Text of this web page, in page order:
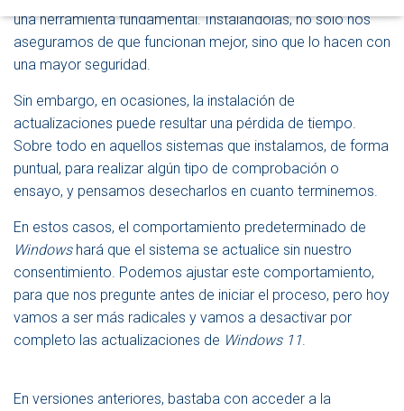
D
E
A
Ó
una herramienta fundamental. Instalándolas, no sólo nos
aseguramos de que funcionan mejor, sino que lo hacen con
una mayor seguridad.
Sin embargo, en ocasiones, la instalación de
actualizaciones puede resultar una pérdida de tiempo.
Sobre todo en aquellos sistemas que instalamos, de forma
puntual, para realizar algún tipo de comprobación o
ensayo, y pensamos desecharlos en cuanto terminemos.
En estos casos, el comportamiento predeterminado de
Windowshará que el sistema se actualice sin nuestro
consentimiento. Podemos ajustar este comportamiento,
para que nos pregunte antes de iniciar el proceso, pero hoy
vamos a ser más radicales y vamos a desactivar por
completo las actualizaciones de Windows 11
En versiones anteriores, bastaba con acceder a la